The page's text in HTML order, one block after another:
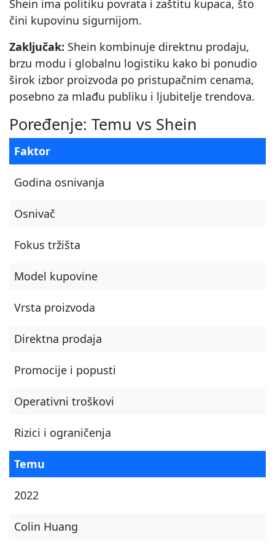
Shein ima politiku povrata i zaštitu kupaca, što
čini kupovinu sigurnijom.
Zaključak: Shein kombinuje direktnu prodaju,
brzu modu i globalnu logistiku kako bi ponudio
širok izbor proizvoda po pristupačnim cenama,
posebno za mlađu publiku i ljubitelje trendova.
Poređenje: Temu vs Shein
Faktor
Godina osnivanja
Osnivač
Fokus tržišta
Model kupovine
Vrsta proizvoda
Direktna prodaja
Promocije i popusti
Operativni troškovi
Rizici i ograničenja
Temu
2022
Colin Huang